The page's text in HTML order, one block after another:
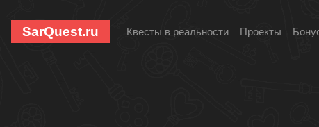
SarQuest.ru Квесты в реальности Проекты